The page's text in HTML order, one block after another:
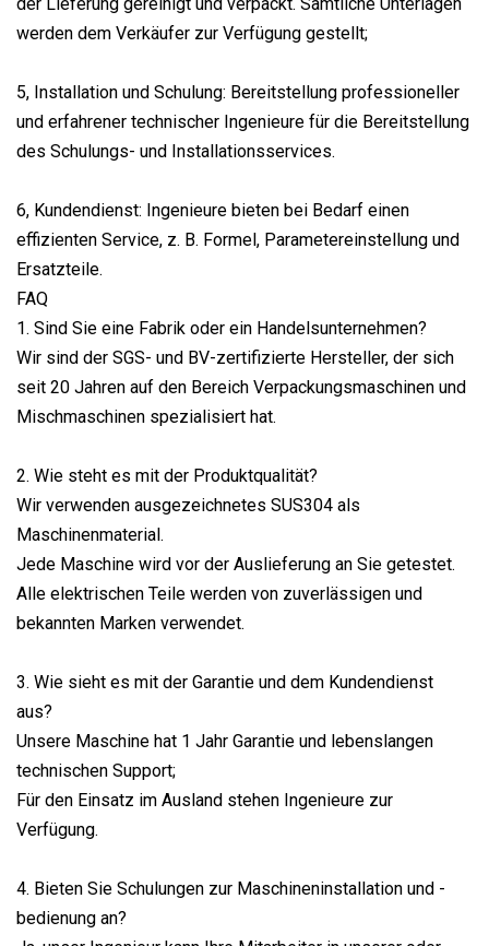
werden dem Verkäufer zur Verfügung gestellt;
5, Installation und Schulung: Bereitstellung professioneller
und erfahrener technischer Ingenieure für die Bereitstellung
des Schulungs- und Installationsservices.
6, Kundendienst: Ingenieure bieten bei Bedarf einen
effizienten Service, z. B. Formel, Parametereinstellung und
Ersatzteile.
FAQ
1. Sind Sie eine Fabrik oder ein Handelsunternehmen?
Wir sind der SGS- und BV-zertifizierte Hersteller, der sich
seit 20 Jahren auf den Bereich Verpackungsmaschinen und
Mischmaschinen spezialisiert hat.
2. Wie steht es mit der Produktqualität?
Wir verwenden ausgezeichnetes SUS304 als
Maschinenmaterial.
Jede Maschine wird vor der Auslieferung an Sie getestet.
Alle elektrischen Teile werden von zuverlässigen und
bekannten Marken verwendet.
3. Wie sieht es mit der Garantie und dem Kundendienst
aus?
Unsere Maschine hat 1 Jahr Garantie und lebenslangen
technischen Support;
Für den Einsatz im Ausland stehen Ingenieure zur
Verfügung.
4. Bieten Sie Schulungen zur Maschineninstallation und -
bedienung an?